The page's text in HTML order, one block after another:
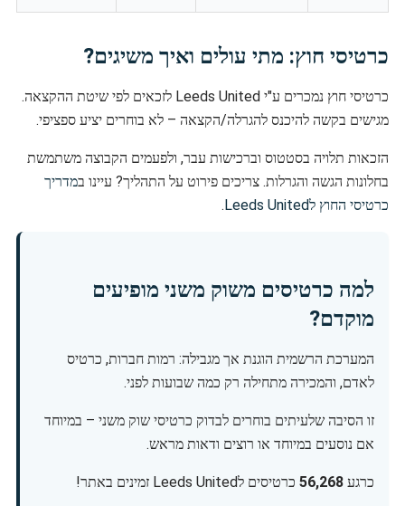
כרטיסי חוץ: מתי עולים ואיך משיגים?
כרטיסי חוץ נמכרים ע"י Leeds United לזכאים לפי שיטת ההקצאה.
מגישים בקשה להיכנס להגרלה/הקצאה – לא בוחרים יציע ספציפי.
הזכאות תלויה בסטטוס וברכישות עבר, ולפעמים הקבוצה משתמשת
בחלונות הגשה והגרלות. צריכים פירוט על התהליך? עיינו במדריך
כרטיסי החוץ לLeeds United
.
למה כרטיסים משוק משני מופיעים
מוקדם?
המערכת הרשמית הוגנת אך מגבילה: רמות חברות, כרטיס
לאדם, והמכירה מתחילה רק כמה שבועות לפני.
זו הסיבה שלעיתים בוחרים לבדוק כרטיסי שוק משני – במיוחד
אם נוסעים במיוחד או רוצים ודאות מראש.
כרגע 56,268 כרטיסים לLeeds United זמינים באתר!